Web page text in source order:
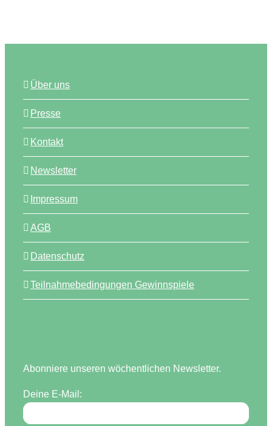
Über uns
Presse
Kontakt
Newsletter
Impressum
AGB
Datenschutz
Teilnahmebedingungen Gewinnspiele
Abonniere unseren wöchentlichen Newsletter.
Deine E-Mail: